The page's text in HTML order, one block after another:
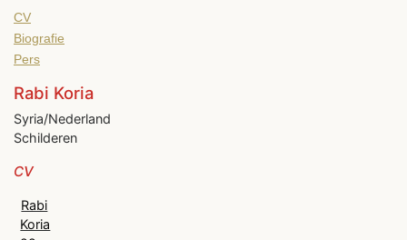
CV
Biografie
Pers
Rabi Koria
Syria/Nederland
Schilderen
CV
Rabi
Koria